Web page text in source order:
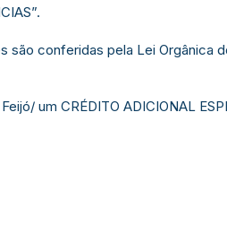
são conferidas pela Lei Orgânica
um CRÉDITO ADICIONAL